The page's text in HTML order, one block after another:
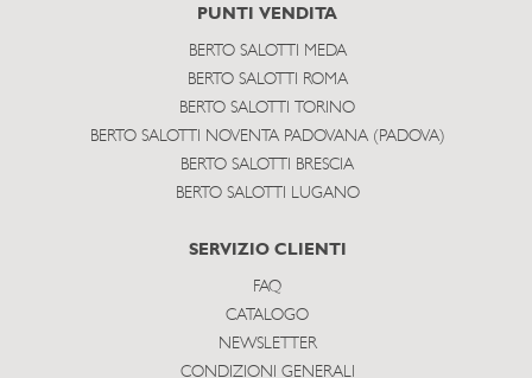
PUNTI VENDITA
BERTO SALOTTI MEDA
BERTO SALOTTI ROMA
BERTO SALOTTI TORINO
BERTO SALOTTI NOVENTA PADOVANA (PADOVA)
BERTO SALOTTI BRESCIA
BERTO SALOTTI LUGANO
SERVIZIO CLIENTI
FAQ
CATALOGO
NEWSLETTER
CONDIZIONI GENERALI